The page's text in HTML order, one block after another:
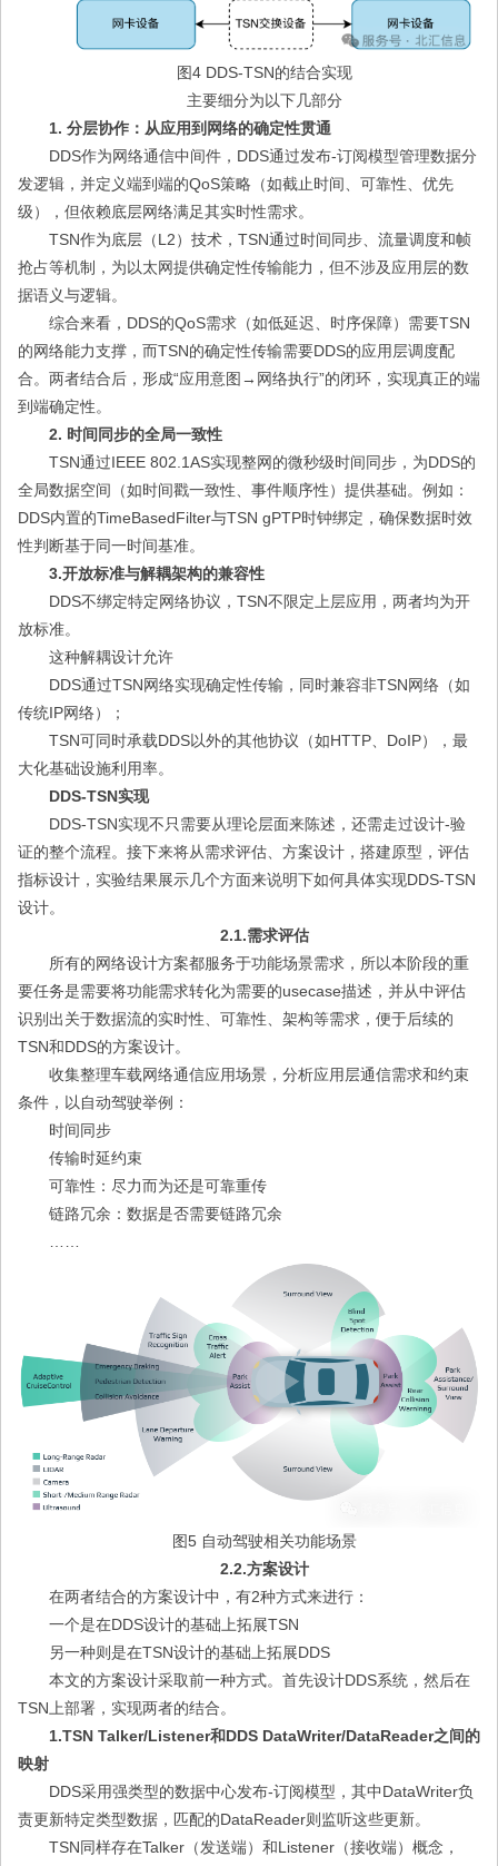
图4 DDS-TSN的结合实现
主要细分为以下几部分
1. 分层协作：从应用到网络的确定性贯通
DDS作为网络通信中间件，DDS通过发布-订阅模型管理数据分
发逻辑，并定义端到端的QoS策略（如截止时间、可靠性、优先
级），但依赖底层网络满足其实时性需求。
TSN作为底层（L2）技术，TSN通过时间同步、流量调度和帧
抢占等机制，为以太网提供确定性传输能力，但不涉及应用层的数
据语义与逻辑。
综合来看，DDS的QoS需求（如低延迟、时序保障）需要TSN
的网络能力支撑，而TSN的确定性传输需要DDS的应用层调度配
合。两者结合后，形成“应用意图→网络执行”的闭环，实现真正的端
到端确定性。
2. 时间同步的全局一致性
TSN通过IEEE 802.1AS实现整网的微秒级时间同步，为DDS的
全局数据空间（如时间戳一致性、事件顺序性）提供基础。例如：
DDS内置的TimeBasedFilter与TSN gPTP时钟绑定，确保数据时效
性判断基于同一时间基准。
3.开放标准与解耦架构的兼容性
DDS不绑定特定网络协议，TSN不限定上层应用，两者均为开
放标准。
这种解耦设计允许
DDS通过TSN网络实现确定性传输，同时兼容非TSN网络（如
传统IP网络）；
TSN可同时承载DDS以外的其他协议（如HTTP、DoIP），最
大化基础设施利用率。
DDS-TSN实现
DDS-TSN实现不只需要从理论层面来陈述，还需走过设计-验
证的整个流程。接下来将从需求评估、方案设计，搭建原型，评估
指标设计，实验结果展示几个方面来说明下如何具体实现DDS-TSN
设计。
2.1.需求评估
所有的网络设计方案都服务于功能场景需求，所以本阶段的重
要任务是需要将功能需求转化为需要的usecase描述，并从中评估
识别出关于数据流的实时性、可靠性、架构等需求，便于后续的
TSN和DDS的方案设计。
收集整理车载网络通信应用场景，分析应用层通信需求和约束
条件，以自动驾驶举例：
时间同步
传输时延约束
可靠性：尽力而为还是可靠重传
链路冗余：数据是否需要链路冗余
……
图5 自动驾驶相关功能场景
2.2.方案设计
在两者结合的方案设计中，有2种方式来进行：
一个是在DDS设计的基础上拓展TSN
另一种则是在TSN设计的基础上拓展DDS
本文的方案设计采取前一种方式。首先设计DDS系统，然后在
TSN上部署，实现两者的结合。
1.TSN Talker/Listener和DDS DataWriter/DataReader之间的
映射
DDS采用强类型的数据中心发布-订阅模型，其中DataWriter负
责更新特定类型数据，匹配的DataReader则监听这些更新。
TSN同样存在Talker（发送端）和Listener（接收端）概念，